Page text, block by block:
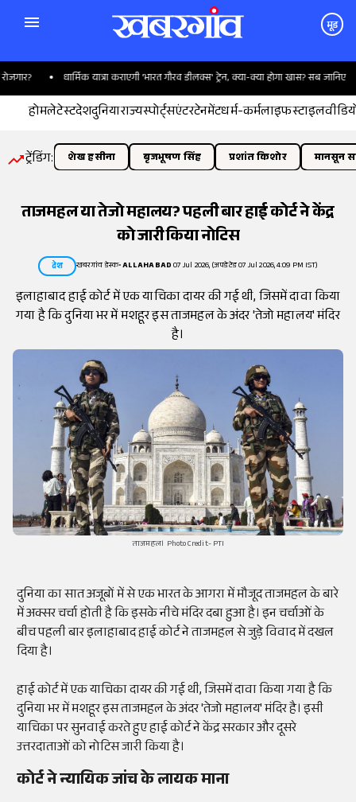
मूड
धार्मिक यात्रा कराएगी 'भारत गौरव डीलक्स' ट्रेन, क्या-क्या होगा खास? सब जानिए
होमलेटेस्टदेशदुनियाराज्यस्पोर्ट्सएंटरटेनमेंटधर्म-कर्मलाइफस्टाइल
ट्रेंडिंग: शेख हसीना बृजभूषण सिंह प्रशांत किशोर मानसून
ताजमहल या तेजो महालय? पहली बार हाई कोर्ट ने केंद्र
को जारी किया नोटिस
देश खबरगांव डेस्क•ALLAHABAD07 Jul 2026, (अपडेटेड 07 Jul 2026, 4:09 PM IST)
इलाहाबाद हाई कोर्ट में एक याचिका दायर की गई थी, जिसमें दावा किया
गया है कि दुनिया भर में मशहूर इस ताजमहल के अंदर 'तेजो महालय' मंदिर
है।
ताजमहल। Photo Credit- PTI
दुनिया का सात अजूबों में से एक भारत के आगरा में मौजूद ताजमहल के बारे
में अक्सर चर्चा होती है कि इसके नीचे मंदिर दबा हुआ है। इन चर्चाओं के
बीच पहली बार इलाहाबाद हाई कोर्ट ने ताजमहल से जुड़े विवाद में दखल
दिया है।
हाई कोर्ट में एक याचिका दायर की गई थी, जिसमें दावा किया गया है कि
दुनिया भर में मशहूर इस ताजमहल के अंदर 'तेजो महालय' मंदिर है। इसी
याचिका पर सुनवाई करते हुए हाई कोर्ट ने केंद्र सरकार और दूसरे
उत्तरदाताओं को नोटिस जारी किया है।
कोर्ट ने न्यायिक जांच के लायक माना